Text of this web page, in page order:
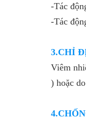
-Tác
-Tác
3.CHỈ
Viêm
) hoặc